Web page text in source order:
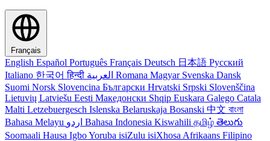
Français
English Español Português Français Deutsch 日本語 Русский
Italiano 한국어हिन्दी Romana Magyar Svenska Dansk
Suomi Norsk Slovencina Български Hrvatski Srpski Slovenščina
Lietuvių Latviešu Eesti Македонски Shqip Euskara Galego Catala
Malti Letzebuergesch Islenska Belaruskaja Bosanski 中文 বাংলা
Bahasa Melayu
Bahasa Indonesia Kiswahili தமிழ் తెలుగు
Soomaali Hausa IgboYoruba isiZulu isiXhosa Afrikaans Filipino